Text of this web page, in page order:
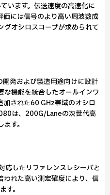
います。伝送速度の高速化に
には信号のより高い周波数成
オシロスコープが求められて
発および製造用途向けに設計
な機能を統合したオールインワ
加された60 GHz帯域のオシロ
は、200G/Laneの次世代高
す。
したリファレンスレシーバと
われた高い測定確度により、信
す。